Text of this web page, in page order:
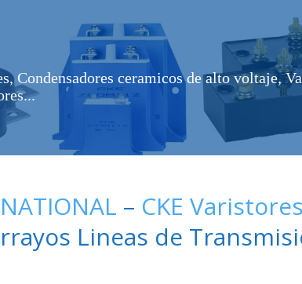
Condensadores ceramicos de alto voltaje,
– CKE
Lineas de